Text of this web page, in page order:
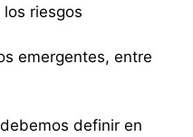
riesgos
emergentes, entre
definir en